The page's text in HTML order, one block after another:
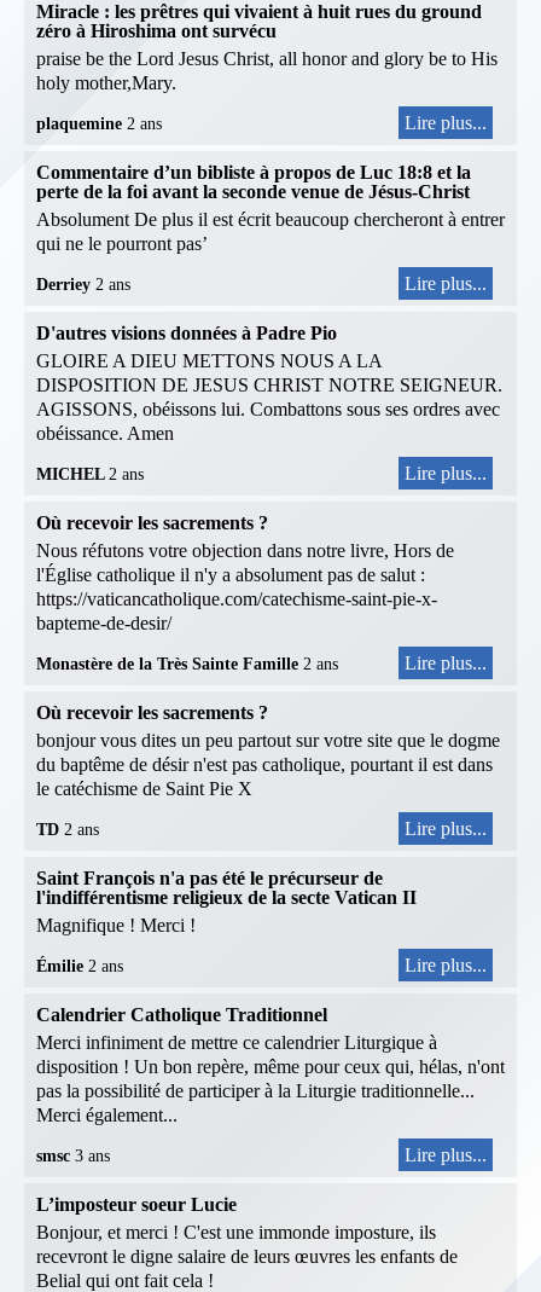
Miracle : les prêtres qui vivaient à huit rues du ground
zéro à Hiroshima ont survécu
praise be the Lord Jesus Christ, all honor and glory be to His
holy mother,Mary.
plaquemine 2 ans Lire plus...
Commentaire d’un bibliste à propos de Luc 18:8 et la
perte de la foi avant la seconde venue de Jésus-Christ
Absolument De plus il est écrit beaucoup chercheront à entrer
qui ne le pourront pas’
Derriey 2 ans Lire plus...
D'autres visions données à Padre Pio
GLOIRE A DIEU METTONS NOUS A LA
DISPOSITION DE JESUS CHRIST NOTRE SEIGNEUR.
AGISSONS, obéissons lui. Combattons sous ses ordres avec
obéissance. Amen
MICHEL 2 ans Lire plus...
Où recevoir les sacrements ?
Nous réfutons votre objection dans notre livre, Hors de
l'Église catholique il n'y a absolument pas de salut :
https://vaticancatholique.com/catechisme-saint-pie-x-
bapteme-de-desir/
Monastère de la Très Sainte Famille 2 ans Lire plus...
Où recevoir les sacrements ?
bonjour vous dites un peu partout sur votre site que le dogme
du baptême de désir n'est pas catholique, pourtant il est dans
le catéchisme de Saint Pie X
TD 2 ans Lire plus...
Saint François n'a pas été le précurseur de
l'indifférentisme religieux de la secte Vatican II
Magnifique ! Merci !
Émilie 2 ans Lire plus...
Calendrier Catholique Traditionnel
Merci infiniment de mettre ce calendrier Liturgique à
disposition ! Un bon repère, même pour ceux qui, hélas, n'ont
pas la possibilité de participer à la Liturgie traditionnelle...
Merci également...
smsc 3 ans Lire plus...
L’imposteur soeur Lucie
Bonjour, et merci ! C'est une immonde imposture, ils
recevront le digne salaire de leurs œuvres les enfants de
Belial qui ont fait cela !